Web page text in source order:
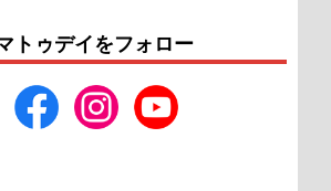
トゥデイをフォロー